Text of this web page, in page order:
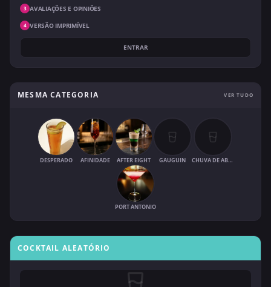
3 AVALIAÇÕES E OPINIÕES
4 VERSÃO IMPRIMÍVEL
ENTRAR
MESMA CATEGORIA VER TUDO
DESPERADO AFINIDADE AFTER EIGHT GAUGUIN CHUVA DE ABRIL
PORT ANTONIO
COCKTAIL ALEATÓRIO